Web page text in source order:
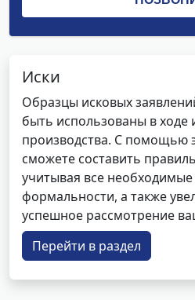
Иски
Образцы исковых
быть использованы в ходе
производства. С помощью
сможете составить
учитывая все
формальности, а также
успешное рассмотрение
Перейти в раздел